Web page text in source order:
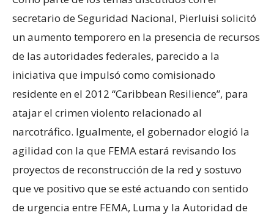
secretario de Seguridad Nacional, Pierluisi solicitó
un aumento temporero en la presencia de recursos
de las autoridades federales, parecido a la
iniciativa que impulsó como comisionado
residente en el 2012 “Caribbean Resilience”, para
atajar el crimen violento relacionado al
narcotráfico. Igualmente, el gobernador elogió la
agilidad con la que FEMA estará revisando los
proyectos de reconstrucción de la red y sostuvo
que ve positivo que se esté actuando con sentido
de urgencia entre FEMA, Luma y la Autoridad de